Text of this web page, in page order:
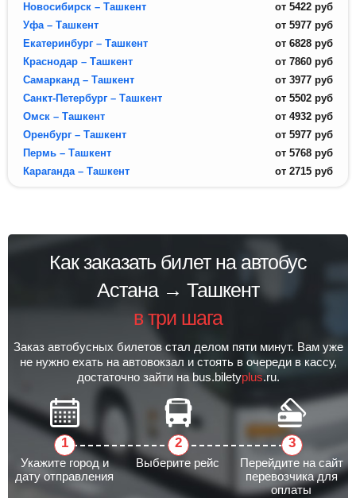
Новосибирск – Ташкент
от 5422 руб
Уфа – Ташкент
от 5977 руб
Екатеринбург – Ташкент
от 6828 руб
Краснодар – Ташкент
от 7860 руб
Самарканд – Ташкент
от 3977 руб
Санкт-Петербург – Ташкент
от 5502 руб
Омск – Ташкент
от 4932 руб
Оренбург – Ташкент
от 5977 руб
Пермь – Ташкент
от 5768 руб
Караганда – Ташкент
от 2715 руб
Как заказать билет на автобус
Астана → Ташкент
в три шага
Заказ автобусных билетов стал делом пяти минут. Вам уже
не нужно ехать на автовокзал и стоять в очереди в кассу,
достаточно зайти на bus.biletyplus.ru.
Укажите город и
дату отправления
Выберите рейс
Перейдите на сайт
перевозчика для
оплаты